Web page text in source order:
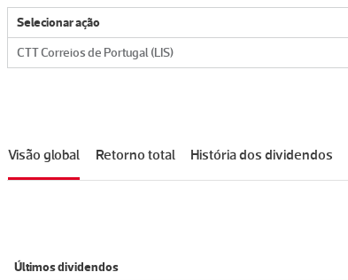
Selecionar ação
CTT Correios de Portugal (LIS)
Visão global Retorno total História dos dividendos
Últimos dividendos